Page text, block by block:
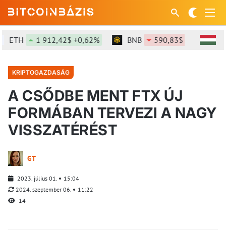
ETH 1 912,42$ +0,62% BNB 590,83$ -0,34%
KRIPTOGAZDASÁG
A CSŐDBE MENT FTX ÚJ
FORMÁBAN TERVEZI A NAGY
VISSZATÉRÉST
GT
2023. július 01.
15:04
2024. szeptember 06.
11:22
14